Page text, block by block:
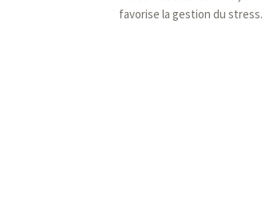
favorise la gestion du stress.